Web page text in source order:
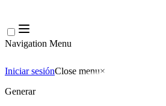
Navigation Menu
Iniciar sesiónClose menu×
Generar